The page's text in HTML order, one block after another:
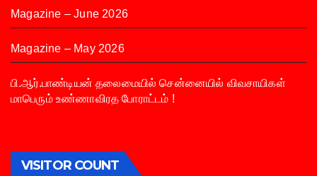
Magazine – June 2026
Magazine – May 2026
பி.ஆர்.பாண்டியன் தலைமையில் சென்னையில் விவசாயிகள்
மாபெரும் உண்ணாவிரத போராட்டம் !
VISITOR COUNT